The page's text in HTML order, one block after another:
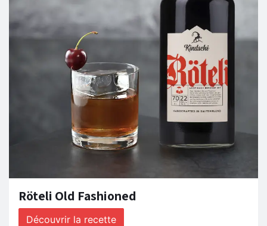
Röteli Old Fashioned
Découvrir la recette